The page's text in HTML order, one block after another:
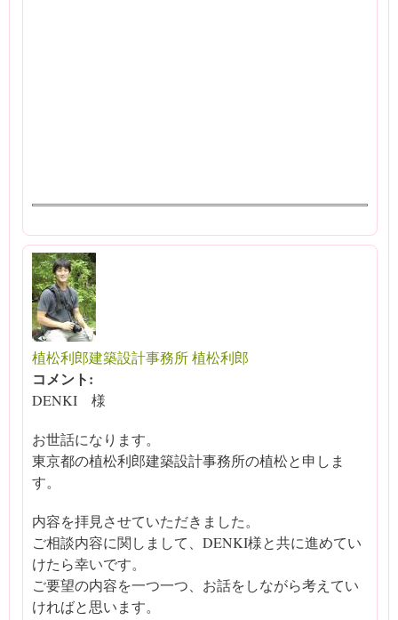
植松利郎建築設計事務所 植松利郎
コメント:
DENKI 様
お世話になります。
東京都の植松利郎建築設計事務所の植松と申しま
す。
内容を拝見させていただきました。
ご相談内容に関しまして、DENKI様と共に進めてい
けたら幸いです。
ご要望の内容を一つ一つ、お話をしながら考えてい
ければと思います。